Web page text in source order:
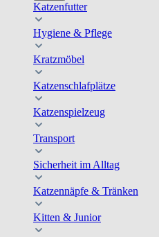
Katzenfutter
Hygiene & Pflege
Kratzmöbel
Katzenschlafplätze
Katzenspielzeug
Transport
Sicherheit im Alltag
Katzennäpfe & Tränken
Kitten & Junior